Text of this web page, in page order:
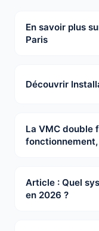
En savoir plus
Paris
Découvrir
La VMC double
Article : Quel
en 2026 ?